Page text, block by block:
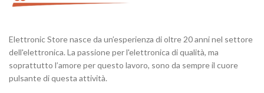
Elettronic Store nasce da un’esperienza di oltre 20 anni nel settore
dell'elettronica. La passione per l'elettronica di qualità, ma
soprattutto l’amore per questo lavoro, sono da sempre il cuore
pulsante di questa attività.